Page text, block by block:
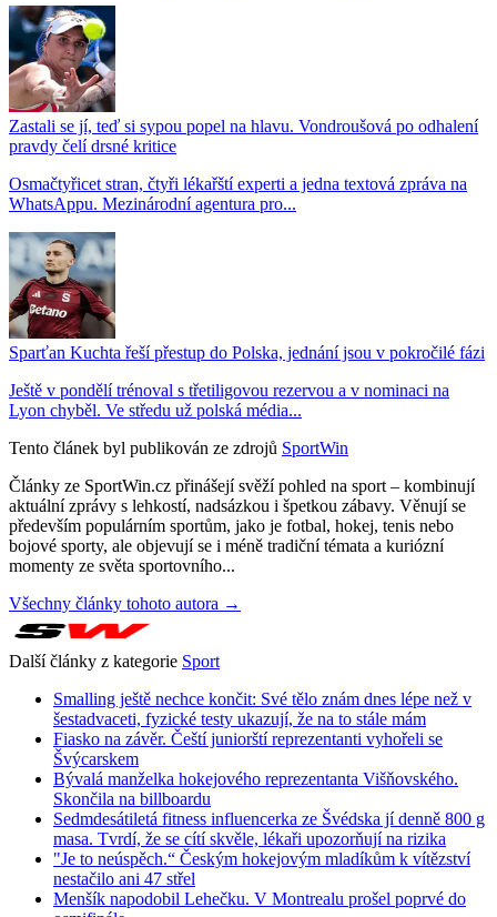
Zastali se jí, teď si sypou popel na hlavu. Vondroušová po odhalení
pravdy čelí drsné kritice
Osmačtyřicet stran, čtyři lékařští experti a jedna textová zpráva na
WhatsAppu. Mezinárodní agentura pro...
Sparťan Kuchta řeší přestup do Polska, jednání jsou v pokročilé fázi
Ještě v pondělí trénoval s třetiligovou rezervou a v nominaci na
Lyon chyběl. Ve středu už polská média...
Tento článek byl publikován ze zdrojů SportWin
Články ze SportWin.cz přinášejí svěží pohled na sport – kombinují
aktuální zprávy s lehkostí, nadsázkou i špetkou zábavy. Věnují se
především populárním sportům, jako je fotbal, hokej, tenis nebo
bojové sporty, ale objevují se i méně tradiční témata a kuriózní
momenty ze světa sportovního...
Všechny články tohoto autora →
Další články z kategorie Sport
Smalling ještě nechce končit: Své tělo znám dnes lépe než v
šestadvaceti, fyzické testy ukazují, že na to stále mám
Fiasko na závěr. Čeští juniorští reprezentanti vyhořeli se
Švýcarskem
Bývalá manželka hokejového reprezentanta Višňovského.
Skončila na billboardu
Sedmdesátiletá fitness influencerka ze Švédska jí denně 800 g
masa. Tvrdí, že se cítí skvěle, lékaři upozorňují na rizika
"Je to neúspěch.“ Českým hokejovým mladíkům k vítězství
nestačilo ani 47 střel
Menšík napodobil Lehečku. V Montrealu prošel poprvé do